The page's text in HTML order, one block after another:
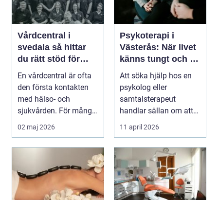
Vårdcentral i
svedala så hittar
du rätt stöd för
hela familjen
En vårdcentral är ofta
den första kontakten
med hälso- och
sjukvården. För många
i Svedala handlar v...
02 maj 2026
Psykoterapi i
Västerås: När livet
känns tungt och du
behöver prata med
någon
Att söka hjälp hos en
psykolog eller
samtalsterapeut
handlar sällan om att
vara svag....
11 april 2026